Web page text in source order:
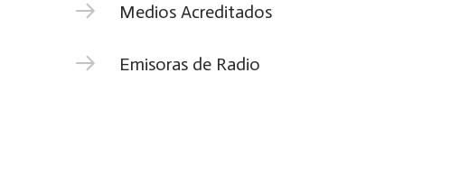
Medios Acreditados
Emisoras de Radio